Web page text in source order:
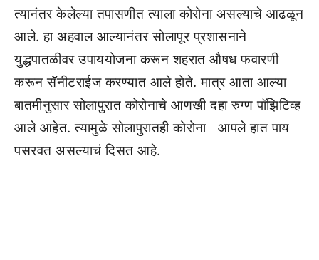
त्यानंतर केलेल्या तपासणीत त्याला कोरोना असल्याचे आढळून
आले. हा अहवाल आल्यानंतर सोलापूर प्रशासनाने
युद्धपातळीवर उपाययोजना करून शहरात औषध फवारणी
करून सॅॅनीटराईज करण्यात आले होते. मात्र आता आल्या
बातमीनुसार सोलापुरात कोरोनाचे आणखी दहा रुग्ण पॉझिटिव्ह
आले आहेत. त्यामुळे सोलापुरातही कोरोना आपले हात पाय
पसरवत असल्याचं दिसत आहे.